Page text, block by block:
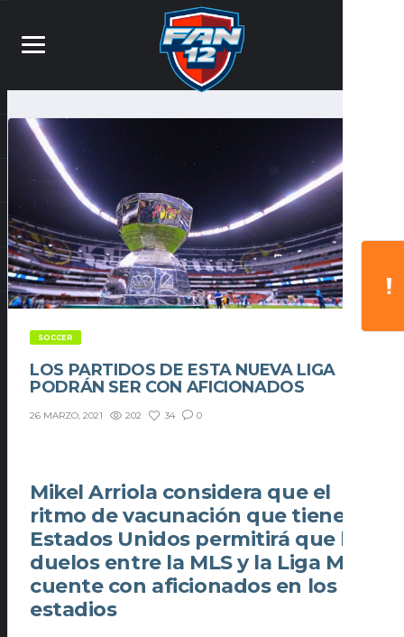
SOCCER
LOS PARTIDOS DE ESTA NUEVA LIGA
PODRÁN SER CON AFICIONADOS
26 MARZO, 2021 202 34 0
Mikel Arriola considera que el
ritmo de vacunación que tiene
Estados Unidos permitirá que los
duelos entre la MLS y la Liga MX
cuente con aficionados en los
estadios